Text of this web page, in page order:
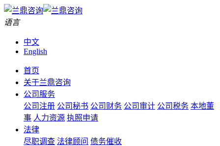
语言
中文
English
首页
关于兰鼎咨询
公司服务
公司注册 公司秘书 公司财务 公司审计 公司税务 本地董
事 人力资源 执照申请
法律
尽职调查 法律顾问 债务催收